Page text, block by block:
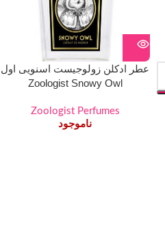
عطر ادکلن زولوجیست اسنویی اول
Zoologist Snowy Owl
Zoologist Perfumes
ناموجود